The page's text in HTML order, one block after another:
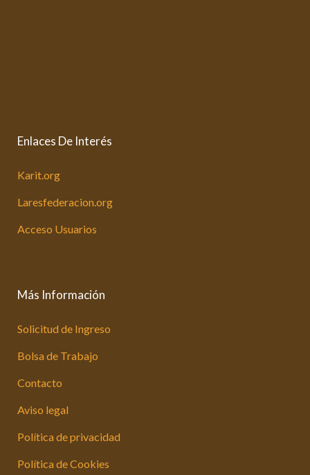
Enlaces De Interés
Karit.org
Laresfederacion.org
Acceso Usuarios
Más Información
Solicitud de Ingreso
Bolsa de Trabajo
Contacto
Aviso legal
Política de privacidad
Política de Cookies